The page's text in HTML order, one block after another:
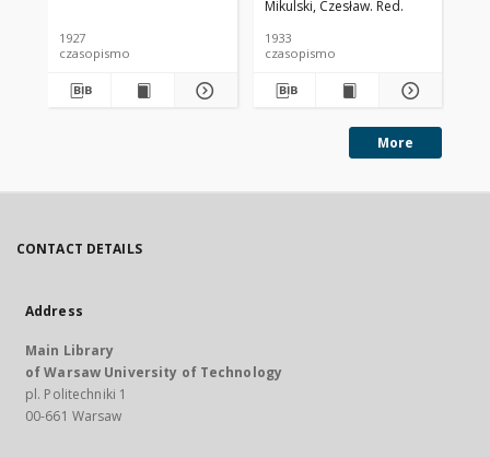
1927
czasopismo
Mikulski, Czesław. Red.
1933
czasopismo
More
CONTACT DETAILS
Address
Main Library
of Warsaw University of Technology
pl. Politechniki 1
00-661 Warsaw